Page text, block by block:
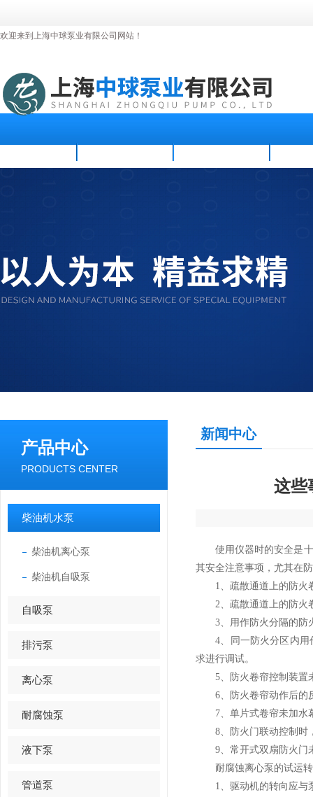
欢迎来到上海中球泵业有限公司网站！
产品中心
PRODUCTS CENTER
柴油机水泵
柴油机离心泵
柴油机自吸泵
自吸泵
排污泵
离心泵
耐腐蚀泵
液下泵
管道泵
新闻中心
这些
使用仪器时的安全是十
其安全注意事项，尤其在
1、疏散通道上的防火卷
2、疏散通道上的防火
3、用作防火分隔的防火
4、同一防火分区内用作
求进行调试。
5、防火卷帘控制装置
6、防火卷帘动作后的
7、单片式卷帘未加水
8、防火门联动控制时，
9、常开式双扇防火门
耐腐蚀离心泵的试运转
1、驱动机的转向应与